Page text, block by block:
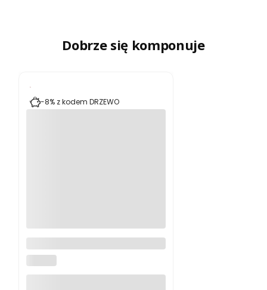
Dobrze się komponuje